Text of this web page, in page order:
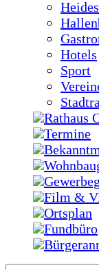
Hotels
Sport
Rathaus
Termine
Film &
Ortsplan
Fundbüro